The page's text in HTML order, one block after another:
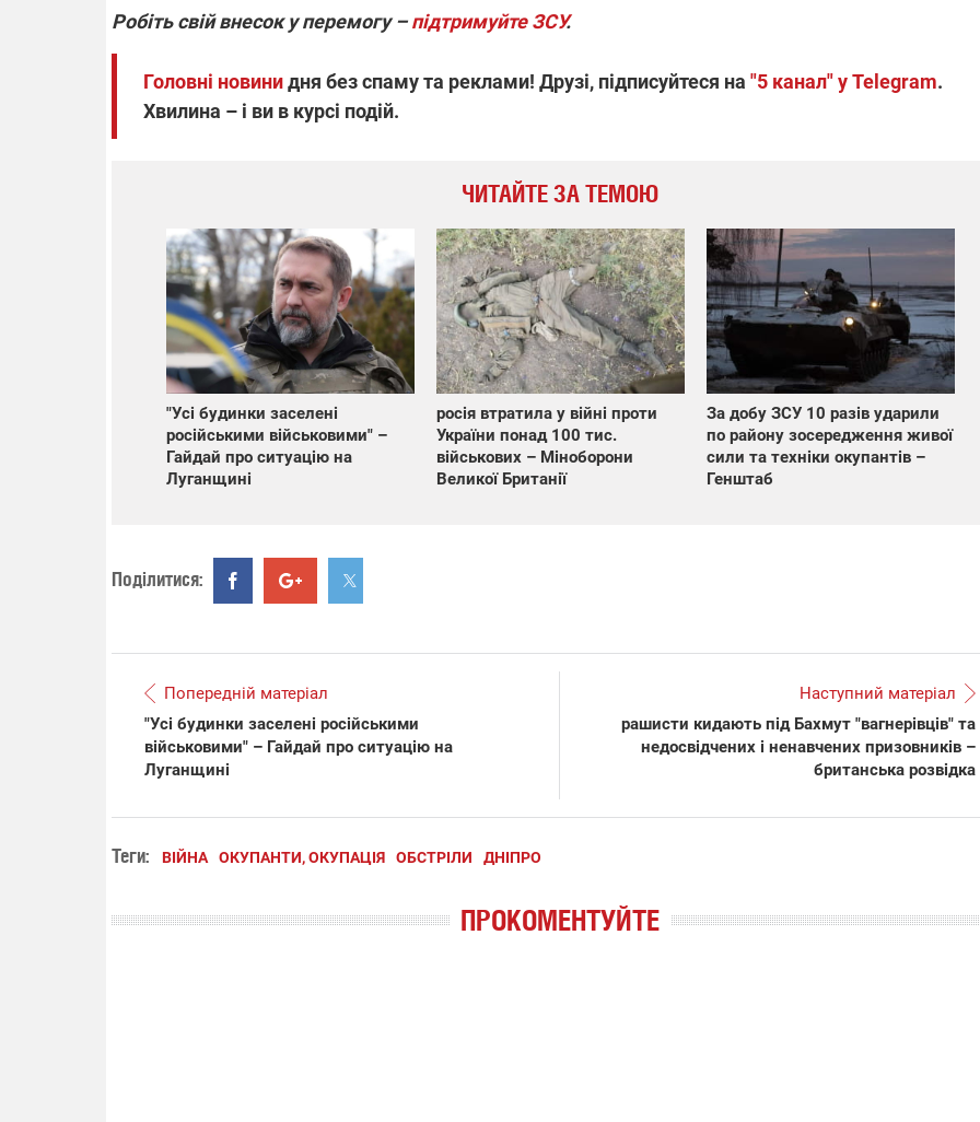
Робіть свій внесок у перемогу –підтримуйте ЗСУ.
Головні новинидня без спаму та реклами! Друзі, підписуйтеся на "5 канал" у Telegram.
Хвилина – і ви в курсі подій.
ЧИТАЙТЕ ЗА ТЕМОЮ
"Усі будинки заселені
російськими військовими" –
Гайдай про ситуацію на
Луганщині
росія втратила у війні проти
України понад 100 тис.
військових – Міноборони
Великої Британії
За добу ЗСУ 10 разів ударили
по району зосередження живої
сили та техніки окупантів –
Генштаб
Поділитися:
Попередній матеріал
"Усі будинки заселені російськими
військовими" – Гайдай про ситуацію на
Луганщині
Наступний матеріал
рашисти кидають під Бахмут "вагнерівців" та
недосвідчених і ненавчених призовників –
британська розвідка
Теги: ВІЙНА ОКУПАНТИ, ОКУПАЦІЯ ОБСТРІЛИ ДНІПРО
ПРОКОМЕНТУЙТЕ